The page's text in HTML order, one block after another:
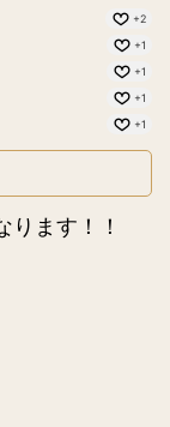
+2
+1
+1
+1
+1
ます！！